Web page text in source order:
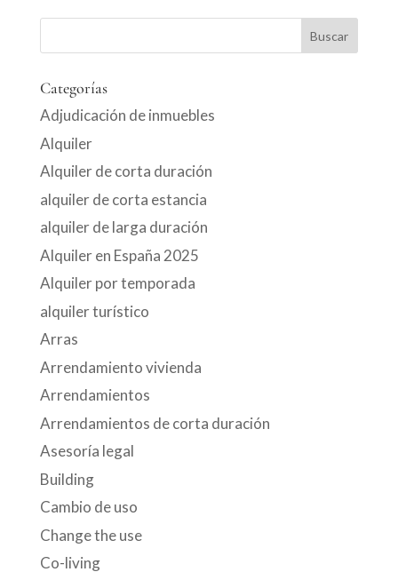
Categorías
Adjudicación de inmuebles
Alquiler
Alquiler de corta duración
alquiler de corta estancia
alquiler de larga duración
Alquiler en España 2025
Alquiler por temporada
alquiler turístico
Arras
Arrendamiento vivienda
Arrendamientos
Arrendamientos de corta duración
Asesoría legal
Building
Cambio de uso
Change the use
Co-living